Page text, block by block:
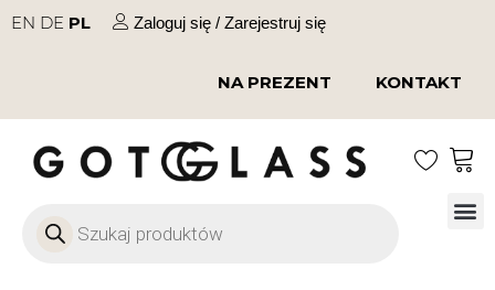
EN DE PL Zaloguj się / Zarejestruj się
NA PREZENT KONTAKT